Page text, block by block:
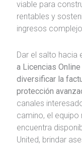
viable para
rentables y
ingresos
Dar el salto hacia
a Licencias Online
diversificar la
protección
canales
camino, el equipo
encuentra
United, brindar